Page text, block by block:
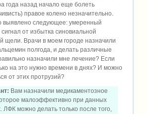
года назад начало еще болеть
правое колено незначительно.
выявлено следующее: умеренный
от избытка синовиальной
щели. Врачи в моем городе назначили
полгода, и делать различные
назначили мне лечение? Если
на это нужно времени в днях? И можно
от этих протрузий?
Вам назначили медикаментозное
малоэффективно при данных
ЛФК можно делать только после того,